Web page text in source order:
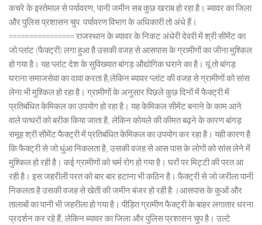
कचरे के इस्तेमाल से पर्यावरण, पानी जमीन सब कुछ खराब हो रहा है। ब्यावर का जिला
और पुलिस प्रशासन चुप: पर्यावरण विभाग के अधिकारी तो अंधे हैं।
================ राजस्थान के ब्यावर के निकट अंधेरी देवरी में श्री सीमेंट का
जो प्लांट (फैक्ट्री) लगा हुआ है उसकी वजह से आसपास के ग्रामीणों का जीना मुश्किल
हो गया है। यह प्लांट देश के सुविख्यात बांगड़ औद्योगिक घराने का है। यूं तो बांगड़
घराना समाजसेवा का दावा करता है,लेकिन ब्यावर प्लांट की वजह से ग्रामीणों को सांस
लेना भी मुश्किल हो रहा है। ग्रामीणों के अनुसार पिछले कुछ दिनों में फैक्ट्री में
प्रतिबंधित केमिकल का उपयोग हो रहा है। यह केमिकल सीमेंट बनाने के काम आने
वाले पत्थरों को बरीक किया जाता है, लेकिन कोयले की कीमत बढ़ने के कारण बांगड़
समूह श्री सीमेंट फैक्ट्री में प्रतिबंधित केमिकल का उपयोग कर रहा है। यही कारण है
कि फैक्ट्री से जो धुंआ निकलता है, उसकी वजह से आस पास के लोगों को सांस लेने में
मुश्किल हो रही है। कई ग्रामीणों को चर्म रोग हो गया है। घरों पर मिट्टी की परत आ
रही है। इस जहरीली परत को बार बार हटाना भी कठिन है। फैक्ट्री से जो जरीला पानी
निकलता है उसकी वजह से खेती की जमीन बंजर हो रही है ।आसपास के कुओं और
तालाबों का पानी भी जहरीला हो गया है। पीड़ित ग्रामीण फैक्ट्री के बाहर लगातार धरना
प्रदर्शन कर रहे हैं, लेकिन ब्यावर का जिला और पुलिस प्रशासन चुप है। उल्टे